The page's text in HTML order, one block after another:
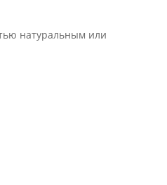
натуральным или